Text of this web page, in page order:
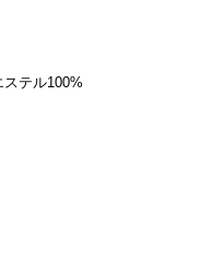
テル100%